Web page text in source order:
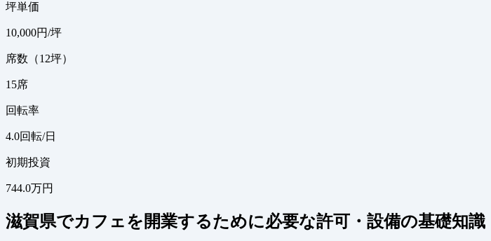
坪単価
10,000円/坪
席数（12坪）
15席
回転率
4.0回転/日
初期投資
744.0万円
滋賀県でカフェを開業するために必要な許可・設備の基礎知識